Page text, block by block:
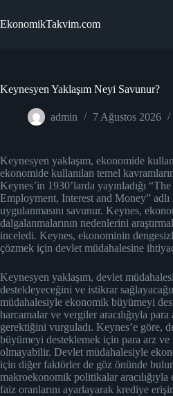
to
content
EkonomikTakvim.com
Keynesyen Yaklaşım Neyi Savunur?
admin 7 Ağustos 2026
Keynesyen yaklaşım, ekonomide
ekonomide kullanılan temel
Keynes’in 1930’larda yayınladığı
Employment, Interest and Money” adlı
uygulanmasını savunur. Keynes,
dalgalanmalarının nedenlerini
inceledi. Keynes, ekonominin
çözmek için devlet müdahalesine
Keynesyen yaklaşım, devlet
destekleyeceğini ve istikrar
müdahalesiyle ekonomik büyümeyi
harcamalar ve vergiler aracılığıyla
gerektiğini vurguladı. Keynes’e göre,
büyümeyi desteklemek için para arz
olmayabilir. Devlet müdahalesiyle
için diğer faktörler de göz önünde
makroekonomik politikalar
faiz oranlarını ayarlayarak krediye